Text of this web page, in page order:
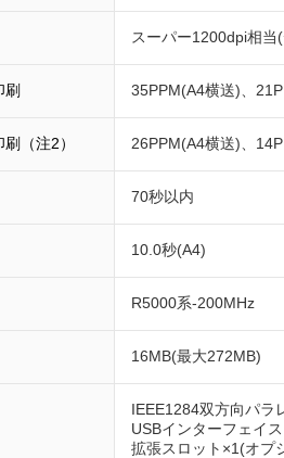
スーパー1200dpi相
刷 35PPM(A4横送)、
（注2） 26PPM(A4横送)、
70秒以内
10.0秒(A4)
R5000系-200MHz
16MB(最大272MB)
IEEE1284双方向パラ
USBインターフェイス
拡張スロット×1(オプ